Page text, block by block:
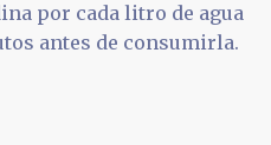
por cada litro de agua
antes de consumirla.